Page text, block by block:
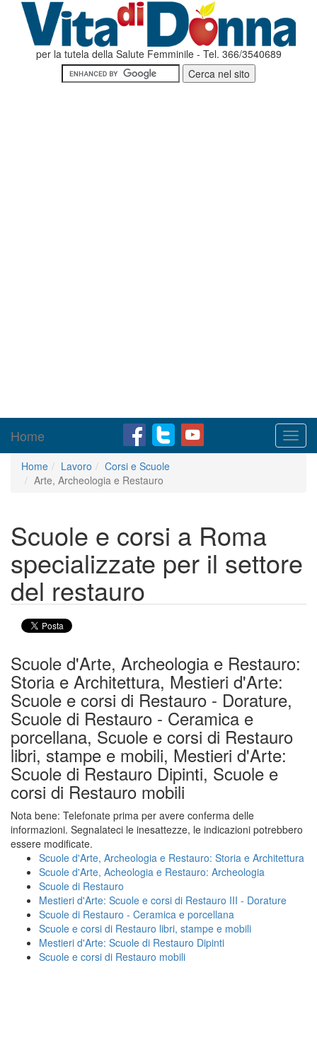
per la tutela della Salute Femminile - Tel. 366/3540689
Home
Home Lavoro
Corsi e Scuole
Arte, Archeologia e Restauro
Scuole e corsi a Roma
specializzate per il settore
del restauro
Scuole d'Arte, Archeologia e Restauro:
Storia e Architettura, Mestieri d'Arte:
Scuole e corsi di Restauro - Dorature,
Scuole di Restauro - Ceramica e
porcellana, Scuole e corsi di Restauro
libri, stampe e mobili, Mestieri d'Arte:
Scuole di Restauro Dipinti, Scuole e
corsi di Restauro mobili
Nota bene: Telefonate prima per avere conferma delle
informazioni. Segnalateci le inesattezze, le indicazioni potrebbero
essere modificate.
Scuole d'Arte, Archeologia e Restauro: Storia e Architettura
Scuole d'Arte, Acheologia e Restauro: Archeologia
Scuole di Restauro
Mestieri d'Arte: Scuole e corsi di Restauro III - Dorature
Scuole di Restauro - Ceramica e porcellana
Scuole e corsi di Restauro libri, stampe e mobili
Mestieri d'Arte: Scuole di Restauro Dipinti
Scuole e corsi di Restauro mobili